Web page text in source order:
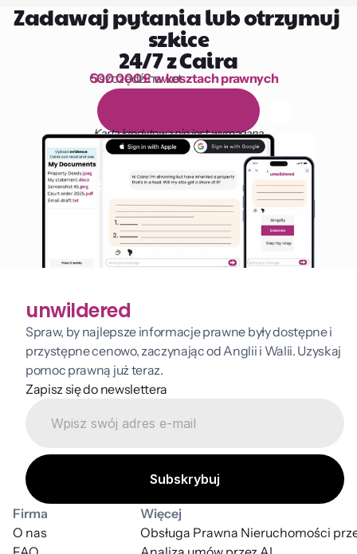
Zadawaj pytania lub otrzymuj
szkice
24/7 z Caira
1 000 godzin czytania
Oszczędź nawet
500 000 £ w kosztach prawnych
o ny
Karta kredytowa nie jest wymagana
unwildered
Spraw, by najlepsze informacje prawne były dostępne i
przystępne cenowo, zaczynając od Anglii i Walii. Uzyskaj
pomoc prawną już teraz.
Zapisz się do newslettera
Firma
O nas
Więcej
Obsługa Prawna Nieruchomości